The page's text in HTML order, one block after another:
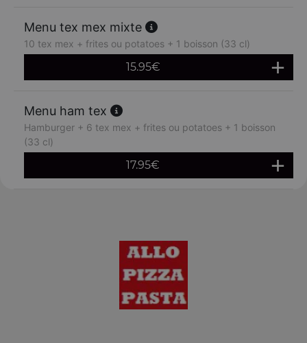
Menu tex mex mixte
10 tex mex + frites ou potatoes + 1 boisson (33 cl)
15.95€
Menu ham tex
Hamburger + 6 tex mex + frites ou potatoes + 1 boisson
(33 cl)
17.95€